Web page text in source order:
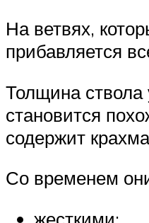
На ветвях,
прибавляется
Толщина ствола
становится
содержит
Со временем